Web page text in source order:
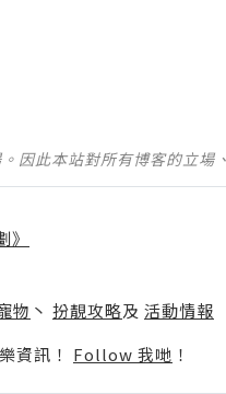
因此本站對所有博客的立場
物 丶 扮靚攻略及 活動情報
資訊！ Follow 我哋 ！